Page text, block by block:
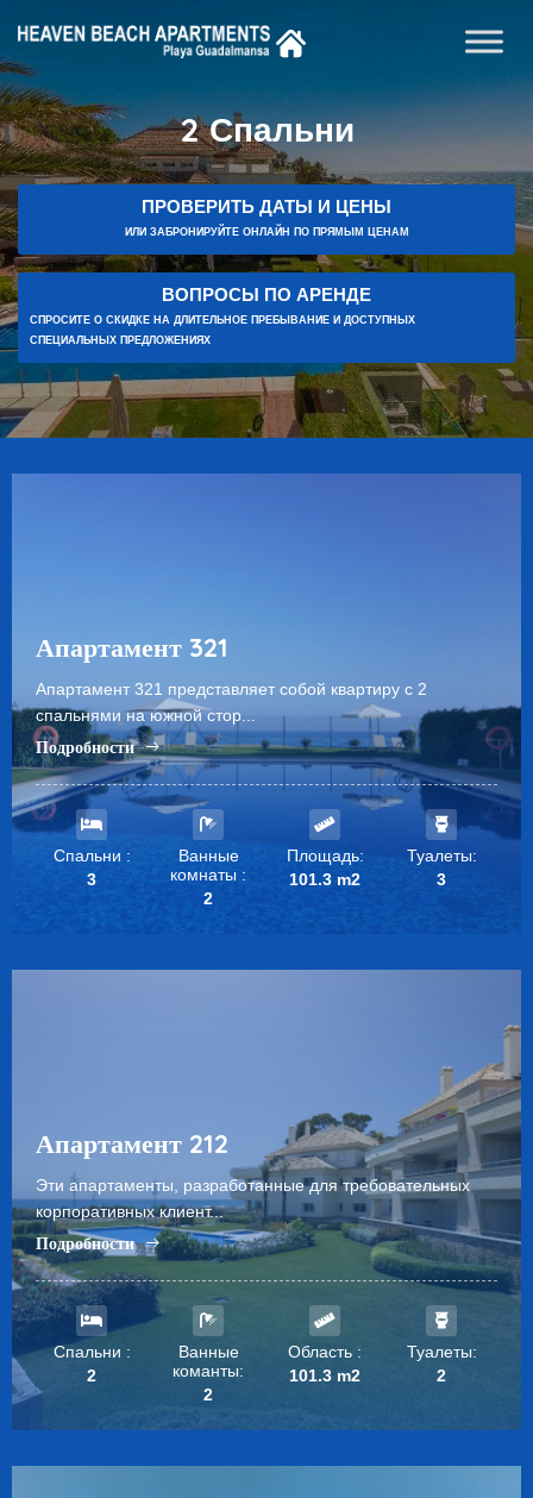
2 Спальни
ПРОВЕРИТЬ ДАТЫ И ЦЕНЫ
ИЛИ ЗАБРОНИРУЙТЕ ОНЛАЙН ПО ПРЯМЫМ ЦЕНАМ
ВОПРОСЫ ПО АРЕНДЕ
СПРОСИТЕ О СКИДКЕ НА ДЛИТЕЛЬНОЕ ПРЕБЫВАНИЕ И ДОСТУПНЫХ
СПЕЦИАЛЬНЫХ ПРЕДЛОЖЕНИЯХ
Апартамент 321
Апартамент 321 представляет собой квартиру с 2
спальнями на южной стор...
Подробности
Спальни :
3
Ванные
комнаты :
2
Площадь:
101.3 m2
Туалеты:
3
Апартамент 212
Эти апартаменты, разработанные для требовательных
корпоративных клиент...
Подробности
Спальни :
2
Ванные
команты:
2
Область :
101.3 m2
Туалеты:
2